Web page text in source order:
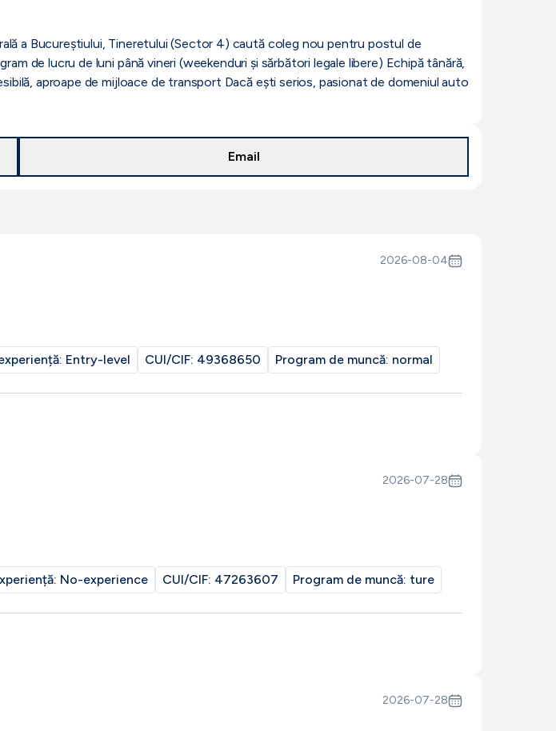
a Bucureștiului, Tineretului (Sector 4) caută coleg nou pentru postul de
de lucru de luni până vineri (weekenduri și sărbători legale libere) Echipă tânără,
aproape de mijloace de transport Dacă ești serios, pasionat de domeniul auto
Email
2026-08-04
Entry-level CUI/CIF: 49368650 Program de muncă: normal
2026-07-28
No-experience CUI/CIF: 47263607 Program de muncă: ture
2026-07-28